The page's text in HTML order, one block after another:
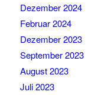
Dezember 2024
Februar 2024
Dezember 2023
September 2023
August 2023
Juli 2023